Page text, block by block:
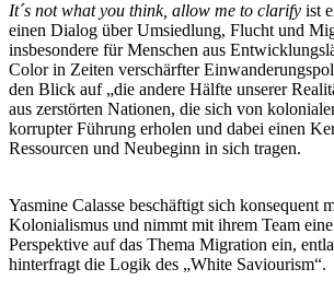
It´s not what you think, allow me to clarify ist
einen Dialog über Umsiedlung, Flucht und
insbesondere für Menschen aus
Color in Zeiten verschärfter
den Blick auf „die andere Hälfte unserer
aus zerstörten Nationen, die sich von
korrupter Führung erholen und dabei einen
Ressourcen und Neubeginn in sich tragen.
Yasmine Calasse beschäftigt sich konsequent
Kolonialismus und nimmt mit ihrem Team
Perspektive auf das Thema Migration ein,
hinterfragt die Logik des „White Saviourism“.